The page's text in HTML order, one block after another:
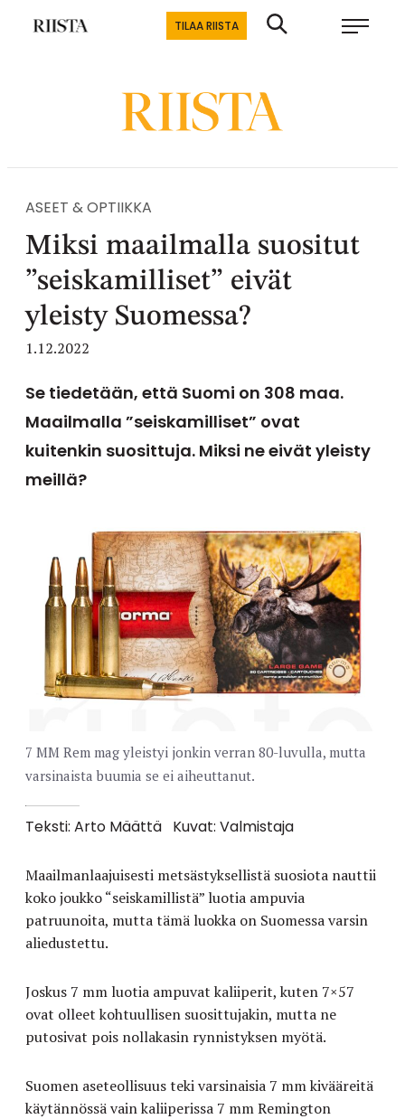
Siirry
Riistalehti.fi
TILAA RIISTA
ASEET & OPTIIKKA
Miksi maailmalla suositut
”seiskamilliset” eivät
yleisty Suomessa?
1.12.2022
Se tiedetään, että Suomi on 308 maa.
Maailmalla ”seiskamilliset” ovat
kuitenkin suosittuja. Miksi ne eivät yleisty
meillä?
7 MM Rem mag yleistyi jonkin verran 80-luvulla, mutta
varsinaista buumia se ei aiheuttanut.
Teksti: Arto Määttä Kuvat: Valmistaja
Maailmanlaajuisesti metsästyksellistä suosiota nauttii
koko joukko “seiskamillistä” luotia ampuvia
patruunoita, mutta tämä luokka on Suomessa varsin
aliedustettu.
Joskus 7 mm luotia ampuvat kaliiperit, kuten 7×57
ovat olleet kohtuullisen suosittujakin, mutta ne
putosivat pois nollakasin rynnistyksen myötä.
Suomen aseteollisuus teki varsinaisia 7 mm kivääreitä
käytännössä vain kaliiperissa 7 mm Remington